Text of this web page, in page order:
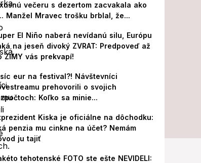
večeru s dezertom zacvakala ako
Manžel Mravec trošku brblal, že...
El Niño naberá nevídanú silu, Európu
na jeseň divoký ZVRAT: Predpoveď až
ZIMY vás prekvapí!
eur na festival?! Návštevníci
prehovorili o svojich
Koľko sa minie...
Kiska je oficiálne na dôchodku:
penzia mu cinkne na účet? Nemám
ju tajiť
tehotenské FOTO ste ešte NEVIDELI: